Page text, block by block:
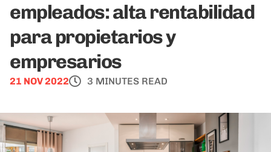
empleados: alta rentabilidad
para propietarios y
empresarios
21 NOV 2022 3 MINUTES READ